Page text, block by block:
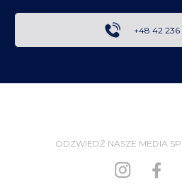
+48 42 236
ODZWIEDŹ NASZE MEDIA